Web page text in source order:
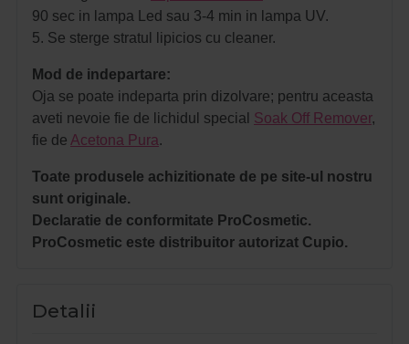
90 sec in lampa Led sau 3-4 min in lampa UV.
5. Se sterge stratul lipicios cu cleaner.
Mod de indepartare:
Oja se poate indeparta prin dizolvare; pentru aceasta
aveti nevoie fie de lichidul special Soak Off Remover,
fie de Acetona Pura.
Toate produsele achizitionate de pe site-ul nostru
sunt originale.
Declaratie de conformitate ProCosmetic.
ProCosmetic este distribuitor autorizat Cupio.
Detalii